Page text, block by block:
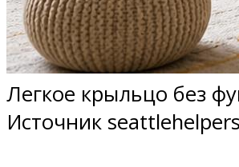
Легкое крыльцо без
Источник